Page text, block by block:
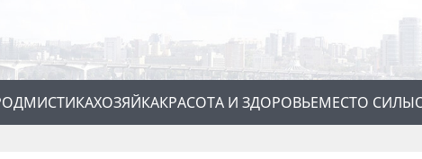
МИСТИКАХОЗЯЙКАКРАСОТА И ЗДОРОВЬЕМЕСТО СИЛЫ